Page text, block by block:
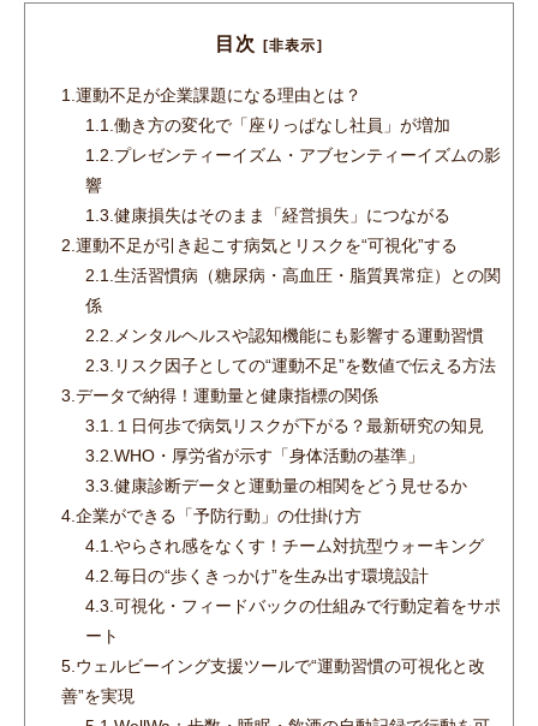
目次 [非表示]
1.運動不足が企業課題になる理由とは？
1.1.働き方の変化で「座りっぱなし社員」が増加
1.2.プレゼンティーイズム・アブセンティーイズムの影
響
1.3.健康損失はそのまま「経営損失」につながる
2.運動不足が引き起こす病気とリスクを“可視化”する
2.1.生活習慣病（糖尿病・高血圧・脂質異常症）との関
係
2.2.メンタルヘルスや認知機能にも影響する運動習慣
2.3. リスク因子としての“運動不足”を数値で伝える方法
3.データで納得！運動量と健康指標の関係
3.1. １日何歩で病気リスクが下がる？最新研究の知見
3.2.WHO・厚労省が示す「身体活動の基準」
3.3.健康診断データと運動量の相関をどう見せるか
4.企業ができる「予防行動」の仕掛け方
4.1.やらされ感をなくす！チーム対抗型ウォーキング
4.2.毎日の“歩くきっかけ”を生み出す環境設計
4.3.可視化・フィードバックの仕組みで行動定着をサポ
ート
5.ウェルビーイング支援ツールで“運動習慣の可視化と改
善”を実現